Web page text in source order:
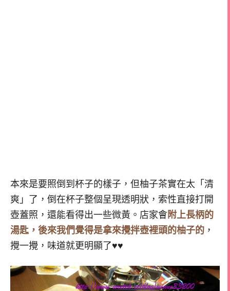
本來是要照倒到杯子的樣子，但柚子茶實在太「清
爽」了，倒在杯子整個呈現透明狀，索性直接打開
壺蓋照，還能看得出一些微黃。店家會附上長柄的
湯匙，後來我們覺得是拿來攪拌壺裡頭的柚子的 ，
攪一攪，味道就更明顯了♥♥